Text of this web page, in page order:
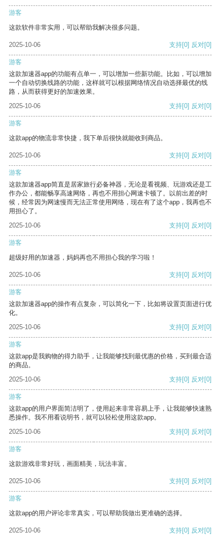
游客
这款软件非常实用，可以帮助我解决很多问题。
2025-10-06 支持[0] 反对[0]
游客
这款加速器app的功能有点单一，可以增加一些新功能。比如，可以增加
一个自动切换线路的功能，这样就可以根据网络情况自动选择最优的线
路，从而获得更好的加速效果。
2025-10-06
支持[0] 反对[0]
游客
这款app的物流非常快捷，我下单后很快就能收到商品。
2025-10-06 支持[0] 反对[0]
游客
这款加速器app简直是居家旅行必备神器，无论是看视频、玩游戏还是工
作办公，都能畅享高速网络，再也不用担心网速卡顿了。以前出差的时
候，经常因为网速慢而无法正常使用网络，现在有了这个app，我再也不
用担心了。
2025-10-06
支持[0] 反对[0]
游客
超级好用的加速器，妈妈再也不用担心我的学习啦！
2025-10-06 支持[0] 反对[0]
游客
这款加速器app的操作有点复杂，可以简化一下，比如将设置页面进行优
化。
2025-10-06
支持[0] 反对[0]
游客
这款app是我购物的得力助手，让我能够找到最优惠的价格，买到最合适
的商品。
2025-10-06
支持[0] 反对[0]
游客
这款app的用户界面简洁明了，使用起来非常容易上手，让我能够快速熟
悉操作。我不用看说明书，就可以轻松使用这款app。
2025-10-06
支持[0] 反对[0]
游客
这款游戏非常好玩，画面精美，玩法丰富。
2025-10-06 支持[0] 反对[0]
游客
这款app的用户评论非常真实，可以帮助我做出更准确的选择。
2025-10-06 支持[0] 反对[0]